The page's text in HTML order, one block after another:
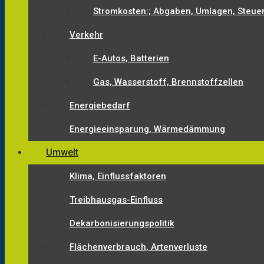
Stromkosten:; Abgaben, Umlagen,
Verkehr
E-Autos, Batterien
Gas, Wasserstoff, Brennstoffzellen
Energiebedarf
Energieeinsparung, Wärmedämmung
Umwelt
Klima, Einflussfaktoren
Treibhausgas-Einfluss
Dekarbonisierungspolitik
Flächenverbrauch, Artenverluste